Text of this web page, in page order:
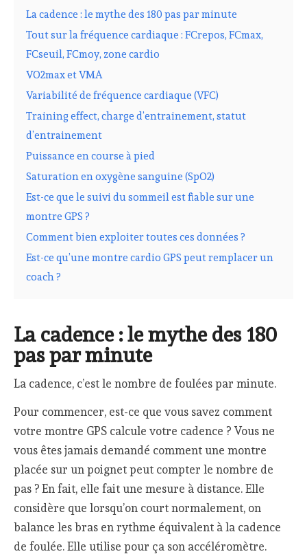
La cadence : le mythe des 180 pas par minute
Tout sur la fréquence cardiaque : FCrepos, FCmax,
FCseuil, FCmoy, zone cardio
VO2max et VMA
Variabilité de fréquence cardiaque (VFC)
Training effect, charge d’entrainement, statut
d’entrainement
Puissance en course à pied
Saturation en oxygène sanguine (SpO2)
Est-ce que le suivi du sommeil est fiable sur une
montre GPS ?
Comment bien exploiter toutes ces données ?
Est-ce qu’une montre cardio GPS peut remplacer un
coach ?
La cadence : le mythe des 180
pas par minute
La cadence, c’est le nombre de foulées par minute.
Pour commencer, est-ce que vous savez comment
votre montre GPS calcule votre cadence ? Vous ne
vous êtes jamais demandé comment une montre
placée sur un poignet peut compter le nombre de
pas ? En fait, elle fait une mesure à distance. Elle
considère que lorsqu’on court normalement, on
balance les bras en rythme équivalent à la cadence
de foulée. Elle utilise pour ça son accéléromètre.